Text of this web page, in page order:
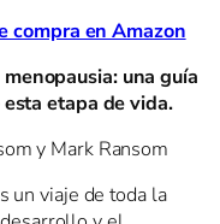
compra en Amazon
una guía
etapa de vida.
y Mark Ransom
un viaje de toda la